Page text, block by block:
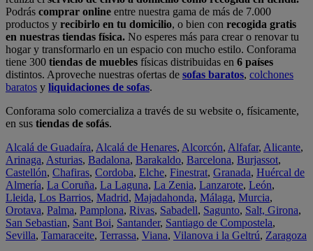
Podrás comprar online entre nuestra gama de más de 7.000
productos y recibirlo en tu domicilio, o bien con recogida gratis
en nuestras tiendas física. No esperes más para crear o renovar tu
hogar y transformarlo en un espacio con mucho estilo. Conforama
tiene 300 tiendas de muebles físicas distribuidas en 6 países
distintos. Aproveche nuestras ofertas de sofas baratos, colchones
baratos y liquidaciones de sofas.
Conforama solo comercializa a través de su website o, físicamente,
en sus tiendas de sofás.
Alcalá de Guadaíra, Alcalá de Henares, Alcorcón, Alfafar, Alicante,
Arinaga, Asturias, Badalona, Barakaldo, Barcelona, Burjassot,
Castellón, Chafiras, Cordoba, Elche, Finestrat, Granada, Huércal de
Almería, La Coruña, La Laguna, La Zenia, Lanzarote, León,
Lleida, Los Barrios, Madrid, Majadahonda, Málaga, Murcia,
Orotava, Palma, Pamplona, Rivas, Sabadell, Sagunto, Salt, Girona,
San Sebastian, Sant Boi, Santander, Santiago de Compostela,
Sevilla, Tamaraceite, Terrassa, Viana, Vilanova i la Geltrú, Zaragoza